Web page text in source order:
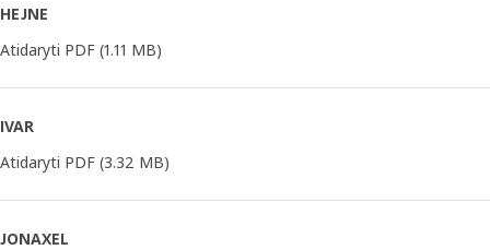
HEJNE
Atidaryti PDF (1.11 MB)
IVAR
Atidaryti PDF (3.32 MB)
JONAXEL